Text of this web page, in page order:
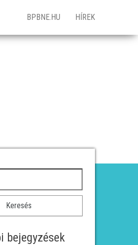
BPBNE.HU HÍREK
bejegyzések